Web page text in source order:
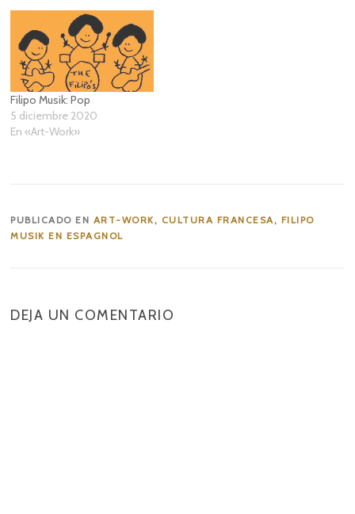
Filipo Musik: Pop
5 diciembre 2020
En «Art-Work»
PUBLICADO EN ART-WORK , CULTURA FRANCESA, FILIPO
MUSIK EN ESPAGNOL
DEJA UN COMENTARIO